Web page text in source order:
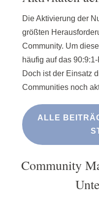
Die Aktivierung der
größten
Community. Um
häufig auf das
Doch ist der Einsatz
Communities noch
ALLE
Community